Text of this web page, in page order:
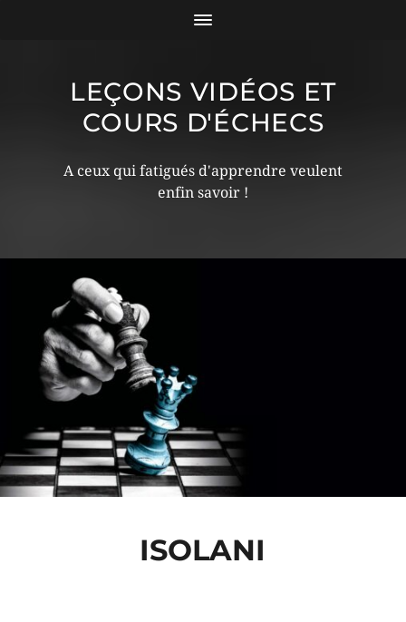
LEÇONS VIDÉOS ET
COURS D'ÉCHECS
A ceux qui fatigués d'apprendre veulent
enfin savoir !
ISOLANI